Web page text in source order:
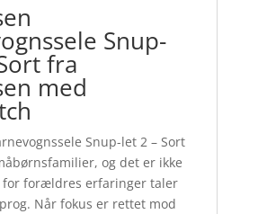
Snup-
fra
med
Snup-let 2 – Sort
og det er ikke
for forældres erfaringer taler
Når fokus er rettet mod